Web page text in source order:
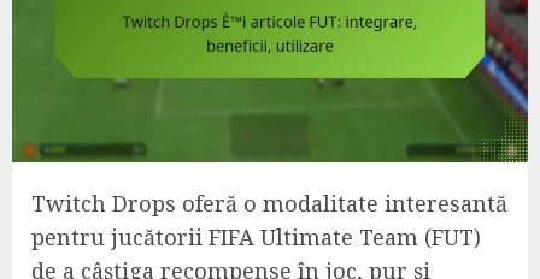
Twitch Drops oferă o modalitate interesantă
pentru jucătorii FIFA Ultimate Team (FUT)
de a câștiga recompense în joc, pur și